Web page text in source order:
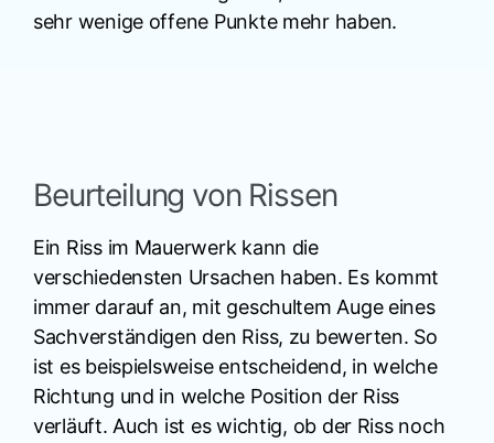
sehr wenige offene Punkte mehr haben.
Beurteilung von Rissen
Ein Riss im Mauerwerk kann die
verschiedensten Ursachen haben. Es kommt
immer darauf an, mit geschultem Auge eines
Sachverständigen den Riss, zu bewerten. So
ist es beispielsweise entscheidend, in welche
Richtung und in welche Position der Riss
verläuft. Auch ist es wichtig, ob der Riss noch